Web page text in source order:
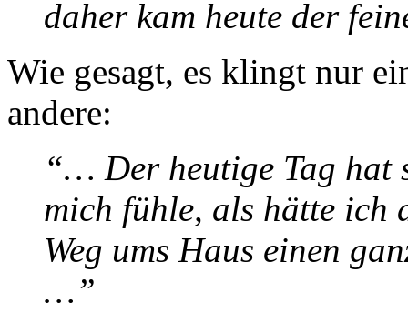
daher kam heute der
Wie gesagt, es klingt nur
andere:
“… Der heutige Tag hat
mich fühle, als hätte ich
Weg ums Haus einen
…”